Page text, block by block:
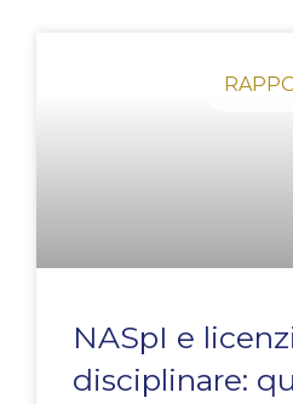
NASpI e
disciplinare: